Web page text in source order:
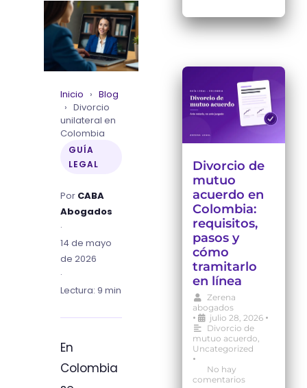
Inicio › Blog
› Divorcio
unilateral en
Colombia
GUÍA
LEGAL
Por CABA
Abogados
·
14 de mayo
de 2026
·
Lectura: 9 min
En
Colombia
Divorcio de
mutuo
acuerdo en
Colombia:
requisitos,
pasos y
cómo
tramitarlo
en línea
Zerena
abogados
• julio 28, 2026 •
Divorcio de
mutuo acuerdo,
Uncategorized
•
No hay
comentarios